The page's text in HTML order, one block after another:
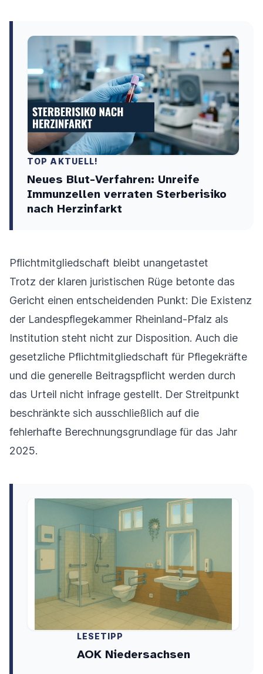
TOP AKTUELL!
Neues Blut-Verfahren: Unreife
Immunzellen verraten Sterberisiko
nach Herzinfarkt
Pflichtmitgliedschaft bleibt unangetastet
Trotz der klaren juristischen Rüge betonte das
Gericht einen entscheidenden Punkt: Die Existenz
der Landespflegekammer Rheinland-Pfalz als
Institution steht nicht zur Disposition. Auch die
gesetzliche Pflichtmitgliedschaft für Pflegekräfte
und die generelle Beitragspflicht werden durch
das Urteil nicht infrage gestellt. Der Streitpunkt
beschränkte sich ausschließlich auf die
fehlerhafte Berechnungsgrundlage für das Jahr
2025.
LESETIPP
AOK Niedersachsen